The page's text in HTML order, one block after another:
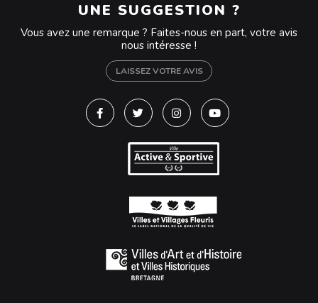
UNE SUGGESTION ?
Vous avez une remarque ? Faites-nous en part, votre avis
nous intéresse !
LAISSEZ VOTRE AVIS
Lien vers le compte Facebook
Lien vers le compte Twitter
Lien vers le compte
Lien vers la chaîne